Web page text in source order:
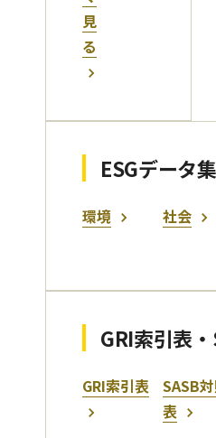
見
る
ESGデータ集
環境 社会
GRI索引表
GRI索引表
SASB
表